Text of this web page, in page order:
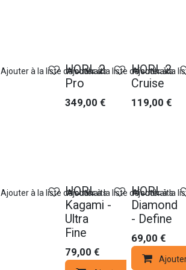
HORL 2
Pro
349,00 €
Ajouter à la liste de souhaits
HORL 2
Cruise
119,00 €
Ajouter à la liste de souhaits
Ajouter à la
HORL
Kagami -
Ultra
Fine
79,00 €
Ajouter à la liste de souhaits
HORL
Diamond
- Define
69,00 €
Ajouter à la liste de souhaits
Ajouter à la